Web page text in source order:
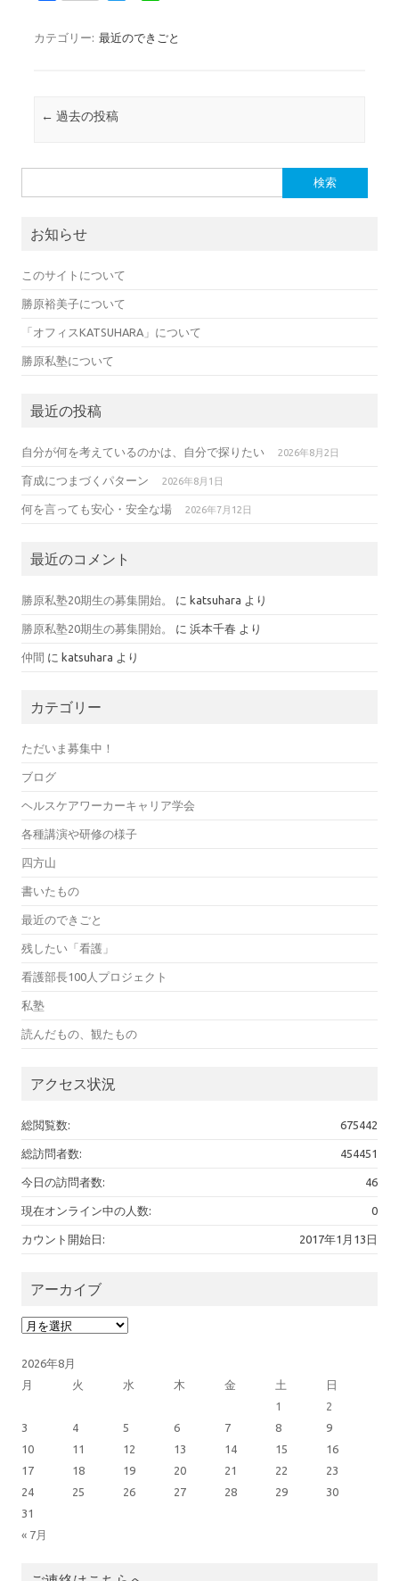
o
i
n
カテゴリー: 最近のできごと
投稿ナビゲーション
← 過去の投稿
お知らせ
このサイトについて
勝原裕美子について
「オフィスKATSUHARA」について
勝原私塾について
最近の投稿
自分が何を考えているのかは、自分で探りたい 2026年8月2日
育成につまづくパターン 2026年8月1日
何を言っても安心・安全な場 2026年7月12日
最近のコメント
勝原私塾20期生の募集開始。 に katsuhara より
勝原私塾20期生の募集開始。 に 浜本千春 より
仲間 に katsuhara より
カテゴリー
ただいま募集中！
ブログ
ヘルスケアワーカーキャリア学会
各種講演や研修の様子
四方山
書いたもの
最近のできごと
残したい「看護」
看護部長100人プロジェクト
私塾
読んだもの、観たもの
アクセス状況
675442
総閲覧数:
454451
総訪問者数:
46
今日の訪問者数:
0
現在オンライン中の人数:
2017年1月13日
カウント開始日:
アーカイブ
アーカイブ
2026年8月
月
火 水 木 金 土 日
« 7月
1
2
3
4 5 6 7 8
9
10
11 12 13 14 15
16
17
18 19 20 21 22
23
24
25 26 27 28 29
30
31